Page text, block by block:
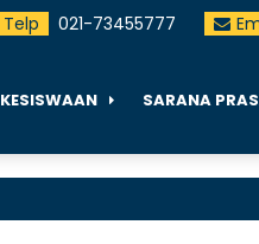
Telp 021-73455777
KESISWAAN SARANA